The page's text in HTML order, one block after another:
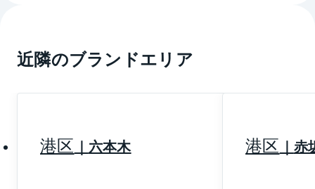
ンの本社も多く、芸能人、モデル、文化人などが多い
街としても知られています。
裕層などが競って住居を構え、都心でも有数の高級住
宅地として発展してきました。現在では、その多くが
近隣のブランドエリア
港区 六本木 港区 赤